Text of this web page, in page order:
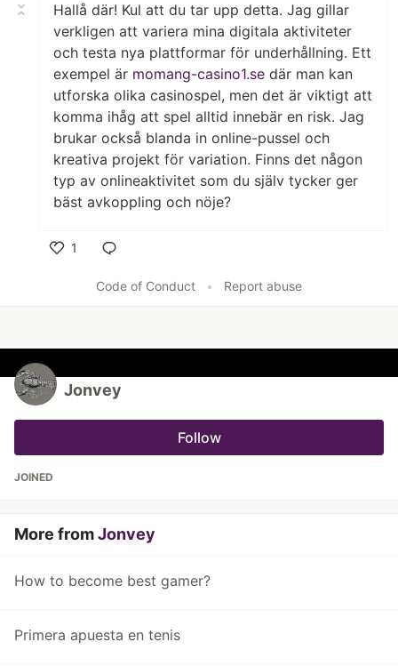
Hallå där! Kul att du tar upp detta. Jag gillar
verkligen att variera mina digitala aktiviteter
och testa nya plattformar för underhållning. Ett
exempel är momang-casino1.se där man kan
utforska olika casinospel, men det är viktigt att
komma ihåg att spel alltid innebär en risk. Jag
brukar också blanda in online-pussel och
kreativa projekt för variation. Finns det någon
typ av onlineaktivitet som du själv tycker ger
bäst avkoppling och nöje?
1
Code of Conduct
• Report abuse
Jonvey
Follow
JOINED
More fromJonvey
How to become best gamer?
Primera apuesta en tenis